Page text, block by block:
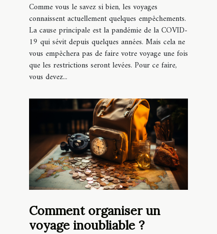
Comme vous le savez si bien, les voyages
connaissent actuellement quelques empêchements.
La cause principale est la pandémie de la COVID-
19 qui sévit depuis quelques années. Mais cela ne
vous empêchera pas de faire votre voyage une fois
que les restrictions seront levées. Pour ce faire,
vous devez...
Comment organiser un
voyage inoubliable ?